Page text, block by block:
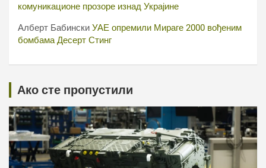
комуникационе прозоре изнад Украјине
Алберт Бабински УАЕ опремили Мираге 2000 вођеним
бомбама Десерт Стинг
Ако сте пропустили